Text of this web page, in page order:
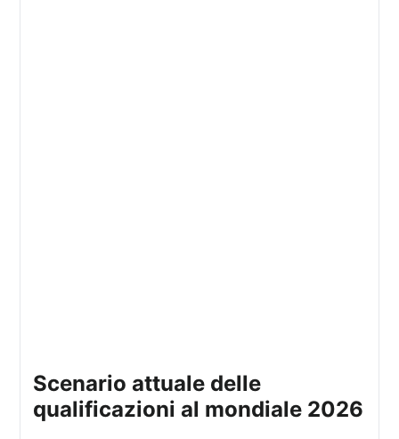
scenario attuale delle
qualificazioni al mondiale 2026